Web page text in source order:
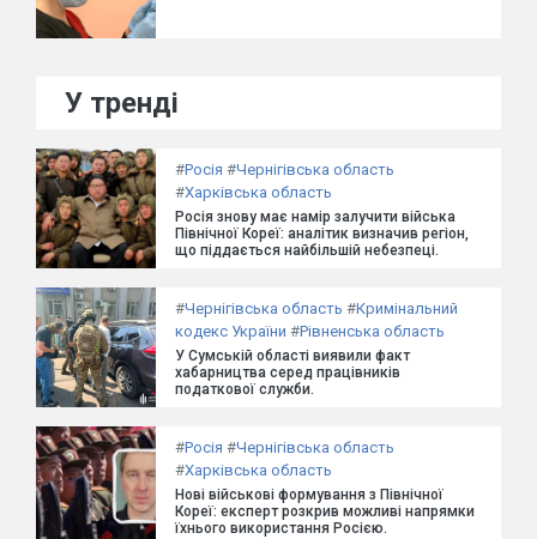
У тренді
#Росія #Чернігівська область
#Харківська область
Росія знову має намір залучити війська
Північної Кореї: аналітик визначив регіон,
що піддається найбільшій небезпеці.
#Чернігівська область #Кримінальний
кодекс України #Рівненська область
У Сумській області виявили факт
хабарництва серед працівників
податкової служби.
#Росія #Чернігівська область
#Харківська область
Нові військові формування з Північної
Кореї: експерт розкрив можливі напрямки
їхнього використання Росією.